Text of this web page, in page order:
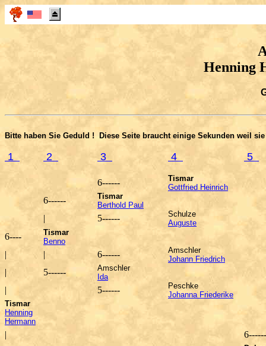
Henning
Bitte haben Sie Geduld ! Diese Seite braucht einige Sekunden weil
1 2 3 4 5
6------
Tismar
Gottfried Heinrich
6------
Tismar
Berthold Paul
| 5------
Schulze
Auguste
6----
Tismar
Benno
| | 6------
Amschler
Johann Friedrich
| 5------
Amschler
Ida
| 5------
Peschke
Johanna Friederike
Tismar
Henning
Hermann
| 6------